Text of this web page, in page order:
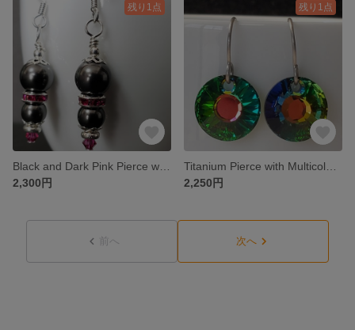
残り1点
2,300円
残り1点
2,250円
前へ 次へ